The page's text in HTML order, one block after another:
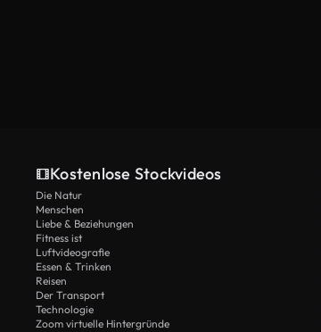
Kostenlose Stockvideos
Die Natur
Menschen
Liebe & Beziehungen
Fitness ist
Luftvideografie
Essen & Trinken
Reisen
Der Transport
Technologie
Zoom virtuelle Hintergründe